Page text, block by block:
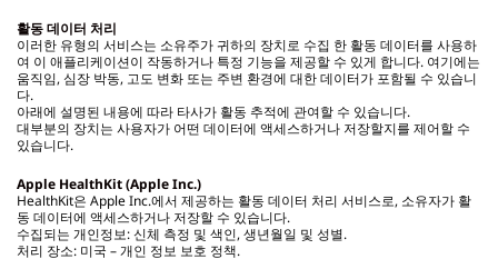
활동 데이터 처리
이러한 유형의 서비스는 소유주가 귀하의 장치로 수집 한 활동 데이터를 사용하
여 이 애플리케이션이 작동하거나 특정 기능을 제공할 수 있게 합니다. 여기에는
움직임, 심장 박동, 고도 변화 또는 주변 환경에 대한 데이터가 포함될 수 있습니
다.
아래에 설명된 내용에 따라 타사가 활동 추적에 관여할 수 있습니다.
대부분의 장치는 사용자가 어떤 데이터에 액세스하거나 저장할지를 제어할 수
있습니다.
Apple HealthKit (Apple Inc.)
HealthKit은 Apple Inc.에서 제공하는 활동 데이터 처리 서비스로, 소유자가 활
동 데이터에 액세스하거나 저장할 수 있습니다.
수집되는 개인정보: 신체 측정 및 색인, 생년월일 및 성별.
처리 장소: 미국 – 개인 정보 보호 정책.